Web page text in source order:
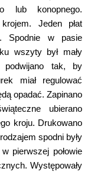
lub konopnego.
Jeden płat
Spodnie w pasie
wszyty był mały
podwijano tak, by
miał regulować
opadać. Zapinano
ubierano
kroju. Drukowano
spodni były
pierwszej połowie
Występowały